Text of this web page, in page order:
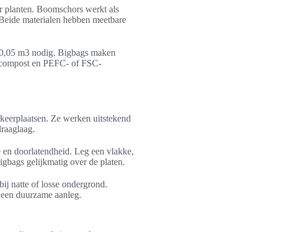
planten. Boomschors werkt als
materialen hebben meetbare
m3 nodig. Bigbags maken
en PEFC- of FSC-
Ze werken uitstekend
doorlatendheid. Leg een vlakke,
gelijkmatig over de platen.
natte of losse ondergrond.
duurzame aanleg.